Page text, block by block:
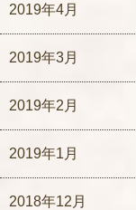
2019年4月
2019年3月
2019年2月
2019年1月
2018年12月